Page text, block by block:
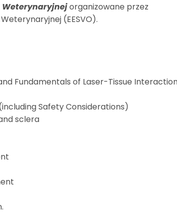
Weterynaryjnejorganizowane przez
(EESVO).
Fundamentals of Laser-Tissue
Safety Considerations)
sclera